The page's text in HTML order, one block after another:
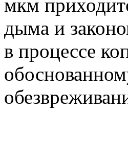
мкм
дыма и
в процессе